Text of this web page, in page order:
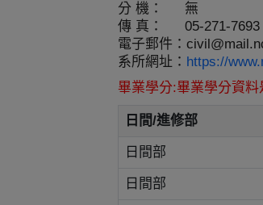
分 機：
無
傳 真：
05-271-7693
電子郵件：
系所網址： https://
畢業學分:畢業學分資
日間/進修部
日間部
日間部